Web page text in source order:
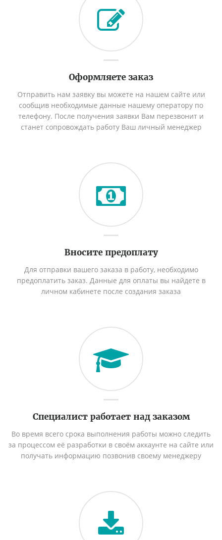
Оформляете заказ
Отправить нам заявку вы можете на нашем сайте или
сообщив необходимые данные нашему оператору по
телефону. После получения заявки Вам перезвонит и
станет сопровождать работу Ваш личный менеджер
Вносите предоплату
Для отправки вашего заказа в работу, необходимо
предоплатить заказ. Данные для оплаты вы найдете в
личном кабинете после создания заказа
Специалист работает над заказом
Во время всего срока выполнения работы можно следить
за процессом её разработки в своём аккаунте на сайте или
получать информацию позвонив своему менеджеру